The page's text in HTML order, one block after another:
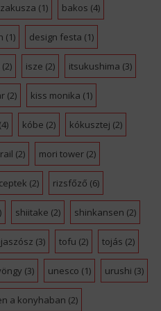
(1) bakos (4)
(1) design festa (1)
(2) isze (2) itsukushima (3)
(2) kiss monika (1)
(4) kóbe (2) kókusztej (2)
(2) mori tower(2)
(2) rizsfőző (6)
shiitake (2) shinkansen (2)
(3) tofu (2) tojás (2)
(3) unesco (1) urushi (3)
a konyhaban (2)